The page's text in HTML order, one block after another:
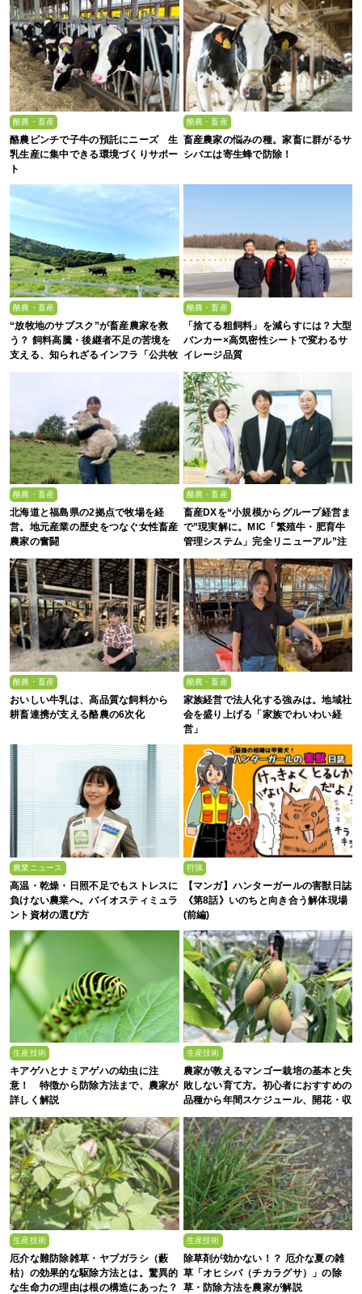
酪農・畜産
酪農ピンチで子牛の預託にニーズ 生
乳生産に集中できる環境づくりサポー
ト
酪農・畜産
畜産農家の悩みの種。家畜に群がるサ
シバエは寄生蜂で防除！
酪農・畜産
“放牧地のサブスク”が畜産農家を救
う？ 飼料高騰・後継者不足の苦境を
支える、知られざるインフラ「公共牧
酪農・畜産
「捨てる粗飼料」を減らすには？大型
バンカー×高気密性シートで変わるサ
イレージ品質
酪農・畜産
北海道と福島県の2拠点で牧場を経
営。地元産業の歴史をつなぐ女性畜産
農家の奮闘
酪農・畜産
畜産DXを“小規模からグループ経営ま
で”現実解に。MIC「繁殖牛・肥育牛
管理システム」完全リニューアル”注
目の5大ポイント”
酪農・畜産
おいしい牛乳は、高品質な飼料から
耕畜連携が支える酪農の6次化
酪農・畜産
家族経営で法人化する強みは。地域社
会を盛り上げる「家族でわいわい経
営」
農業ニュース
高温・乾燥・日照不足でもストレスに
負けない農業へ。バイオスティミュラ
ント資材の選び方
狩猟
【マンガ】ハンターガールの害獣日誌
《第8話》いのちと向き合う解体現場
(前編)
生産技術
キアゲハとナミアゲハの幼虫に注
意！ 特徴から防除方法まで、農家が
詳しく解説
生産技術
農家が教えるマンゴー栽培の基本と失
敗しない育て方。初心者におすすめの
品種から年間スケジュール、開花・収
穫のコツまで徹底解説
生産技術
厄介な難防除雑草・ヤブガラシ（藪
枯）の効果的な駆除方法とは。驚異的
な生命力の理由は根の構造にあった？
生産技術
除草剤が効かない！？ 厄介な夏の雑
草「オヒシバ（チカラグサ）」の除
草・防除方法を農家が解説